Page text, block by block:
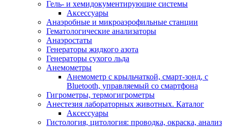
Гель- и хемидокументирующие системы
Аксессуары
Анаэробные и микроаэрофильные станции
Гематологические анализаторы
Анаэростаты
Генераторы жидкого азота
Генераторы сухого льда
Анемометры
Анемометр с крыльчаткой, смарт-зонд, с
Bluetooth, управляемый со смартфона
Гигрометры, термогигрометры
Анестезия лабораторных животных. Каталог
Аксессуары
Гистология, цитология: проводка, окраска, анализ